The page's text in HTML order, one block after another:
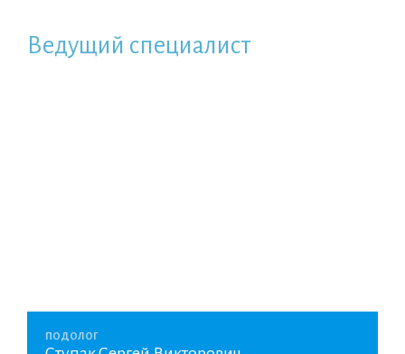
Ведущий специалист
ПОДОЛОГ